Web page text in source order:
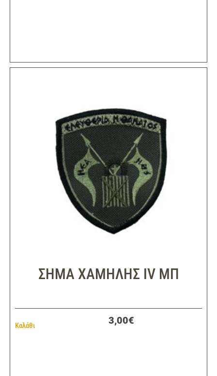
ΣΗΜΑ ΧΑΜΗΛΗΣ IV ΜΠ
Καλάθι 3,00€